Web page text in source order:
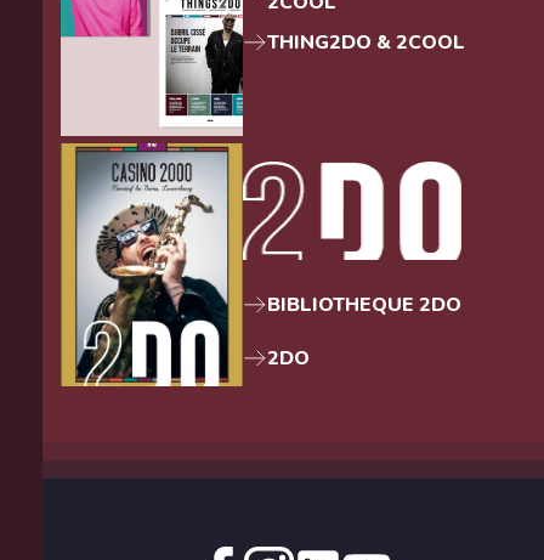
THING2DO & 2COOL
BIBLIOTHEQUE 2DO
2DO